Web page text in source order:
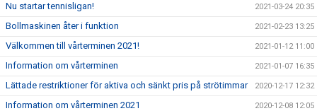
Nu startar tennisligan! 2021-03-24 20:35
Bollmaskinen åter i funktion 2021-02-23 13:25
Välkommen till vårterminen 2021! 2021-01-12 11:00
Information om vårterminen 2021-01-07 16:35
Lättade restriktioner för aktiva och sänkt pris på strötimmar 2020-12-17 12:32
Information om vårterminen 2021 2020-12-08 12:05